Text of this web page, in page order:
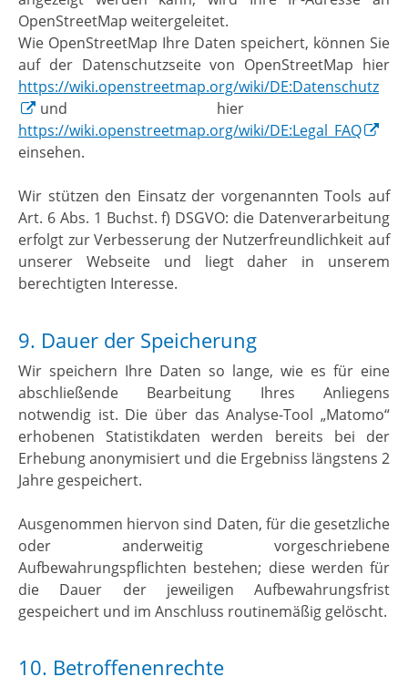
OpenStreetMap weitergeleitet.
Wie OpenStreetMap Ihre Daten speichert, können Sie
auf der Datenschutzseite von OpenStreetMap hier
https://wiki.openstreetmap.org/wiki/DE:Datenschutz
und hier
https://wiki.openstreetmap.org/wiki/DE:Legal_FAQ
einsehen.
Wir stützen den Einsatz der vorgenannten Tools auf
Art. 6 Abs. 1 Buchst. f) DSGVO: die Datenverarbeitung
erfolgt zur Verbesserung der Nutzerfreundlichkeit auf
unserer Webseite und liegt daher in unserem
berechtigten Interesse.
9. Dauer der Speicherung
Wir speichern Ihre Daten so lange, wie es für eine
abschließende Bearbeitung Ihres Anliegens
notwendig ist. Die über das Analyse-Tool „Matomo“
erhobenen Statistikdaten werden bereits bei der
Erhebung anonymisiert und die Ergebniss längstens 2
Jahre gespeichert.
Ausgenommen hiervon sind Daten, für die gesetzliche
oder anderweitig vorgeschriebene
Aufbewahrungspflichten bestehen; diese werden für
die Dauer der jeweiligen Aufbewahrungsfrist
gespeichert und im Anschluss routinemäßig gelöscht.
10. Betroffenenrechte